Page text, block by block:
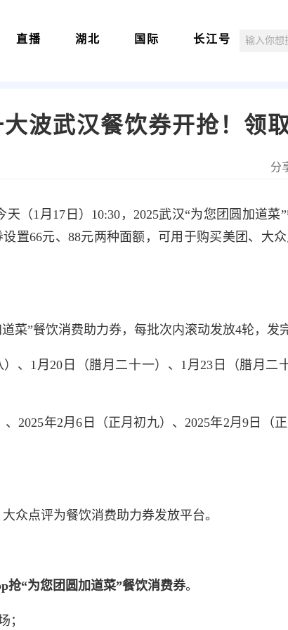
直播 湖北 国际 长江号
波武汉餐饮券开抢！领
分
（1月17日）10:30，2025武汉“为您团圆加道菜
置66元、88元两种面额，可用于购买美团、大
菜”餐饮消费助力券，每批次内滚动发放4轮，发
）、1月20日（腊月二十一）、1月23日（腊月二
、2025年2月6日（正月初九）、2025年2月9日（
众点评为餐饮消费助力券发放平台。
抢“为您团圆加道菜”餐饮消费券。
；